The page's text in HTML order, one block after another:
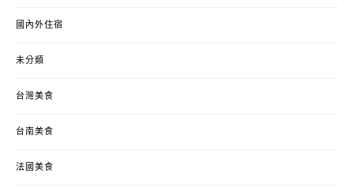
國內外住宿
未分類
台灣美食
台南美食
法國美食